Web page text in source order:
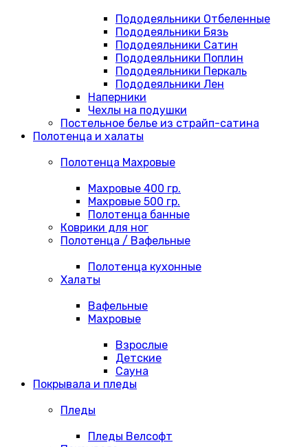
Пододеяльники Отбеленные
Пододеяльники Бязь
Пододеяльники Сатин
Пододеяльники Поплин
Пододеяльники Перкаль
Пододеяльники Лен
Наперники
Чехлы на подушки
Постельное белье из страйп-сатина
Полотенца и халаты
Полотенца Махровые
Махровые 400 гр.
Махровые 500 гр.
Полотенца банные
Коврики для ног
Полотенца / Вафельные
Полотенца кухонные
Халаты
Вафельные
Махровые
Взрослые
Детские
Сауна
Покрывала и пледы
Пледы
Пледы Велсофт